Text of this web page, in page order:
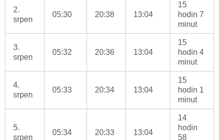
2.
srpen
05:30 20:38 13:04
15
hodin 7
minut
3.
srpen
05:32 20:36 13:04
15
hodin 4
minut
4.
srpen
05:33 20:34 13:04
15
hodin 1
minut
5.
srpen
05:34 20:33 13:04
14
hodin
58